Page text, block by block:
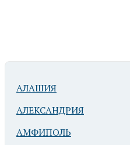
АЛАШИЯ
АЛЕКСАНДРИЯ
АМФИПОЛЬ